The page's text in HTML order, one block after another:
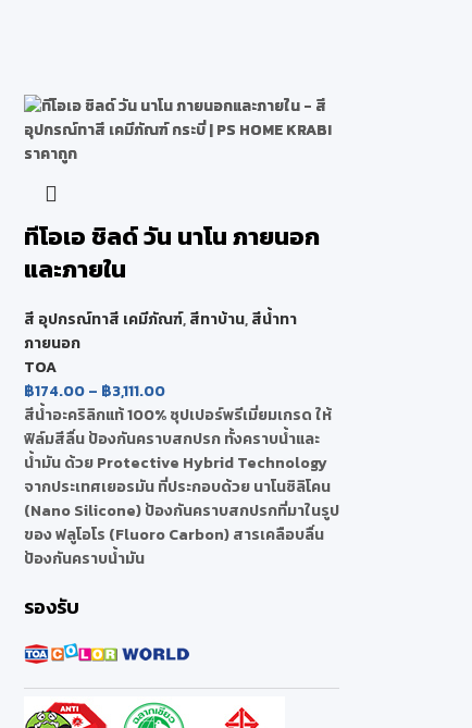
ทีโอเอ ชิลด์ วัน นาโน ภายนอก
และภายใน
สี อุปกรณ์ทาสี เคมีภัณฑ์, สีทาบ้าน, สีน้ำทา
ภายนอก
TOA
฿174.00 – ฿3,111.00
สีน้ำอะคริลิกแท้ 100% ซุปเปอร์พรีเมี่ยมเกรด ให้
ฟิล์มสีลื่น ป้องกันคราบสกปรก ทั้งคราบน้ำและ
น้ำมัน ด้วย Protective Hybrid Technology
จากประเทศเยอรมัน ที่ประกอบด้วย นาโนซิลิโคน
(Nano Silicone) ป้องกันคราบสกปรกที่มาในรูป
ของ ฟลูโอโร (Fluoro Carbon) สารเคลือบลื่น
ป้องกันคราบน้ำมัน
รองรับ